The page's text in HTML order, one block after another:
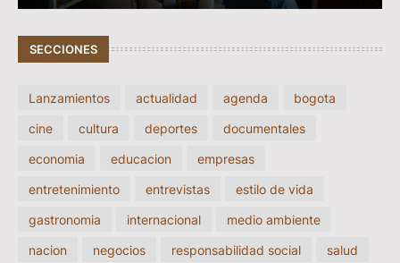
SECCIONES
Lanzamientos actualidad agenda
bogota
cine
cultura deportes
documentales
economia
educacion
empresas
entretenimiento
entrevistas
estilo de vida
gastronomia
internacional
medio ambiente
nacion
negocios responsabilidad social
salud